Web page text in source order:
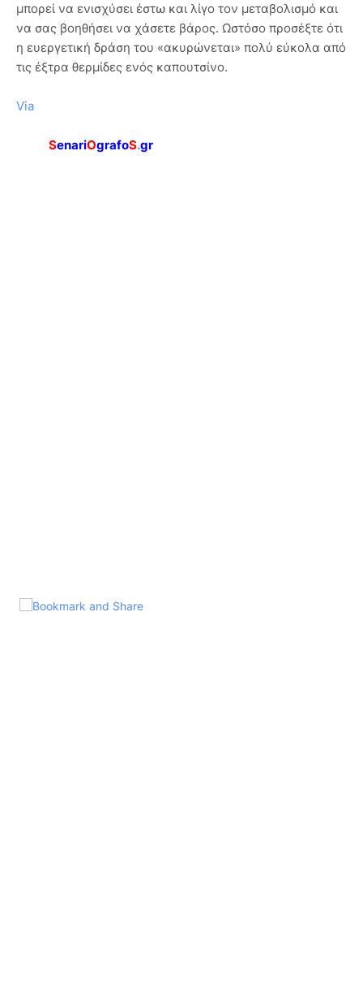
μπορεί να ενισχύσει έστω και λίγο τον μεταβολισμό και
να σας βοηθήσει να χάσετε βάρος. Ωστόσο προσέξτε ότι
η ευεργετική δράση του «ακυρώνεται» πολύ εύκολα από
τις έξτρα θερμίδες ενός καπουτσίνο.
Via
SenariOgrafoS.gr